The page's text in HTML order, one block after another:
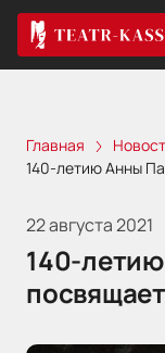
Главная
140-летию Анны
22 августа 2021
140-